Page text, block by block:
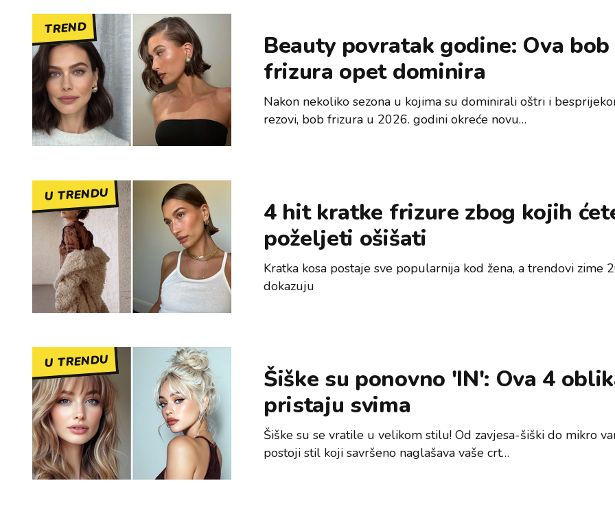
TREND
Beauty povratak godine: Ova bob
frizura opet dominira
Nakon nekoliko sezona u kojima su dominirali oštri i
rezovi, bob frizura u 2026. godini okreće novu…
U TRENDU
4 hit kratke frizure zbog kojih
poželjeti ošišati
Kratka kosa postaje sve popularnija kod žena, a trendovi zime
dokazuju
U TRENDU
Šiške su ponovno 'IN': Ova 4
pristaju svima
Šiške su se vratile u velikom stilu! Od zavjesa-šiški do mikro
postoji stil koji savršeno naglašava vaše crt…